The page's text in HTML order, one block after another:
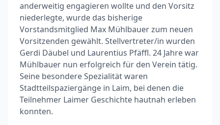
anderweitig engagieren wollte und den Vorsitz
niederlegte, wurde das bisherige
Vorstandsmitglied Max Mühlbauer zum neuen
Vorsitzenden gewählt. Stellvertreter/in wurden
Gerdi Däubel und Laurentius Pfäffl. 24 Jahre war
Mühlbauer nun erfolgreich für den Verein tätig.
Seine besondere Spezialität waren
Stadtteilspaziergänge in Laim, bei denen die
Teilnehmer Laimer Geschichte hautnah erleben
konnten.